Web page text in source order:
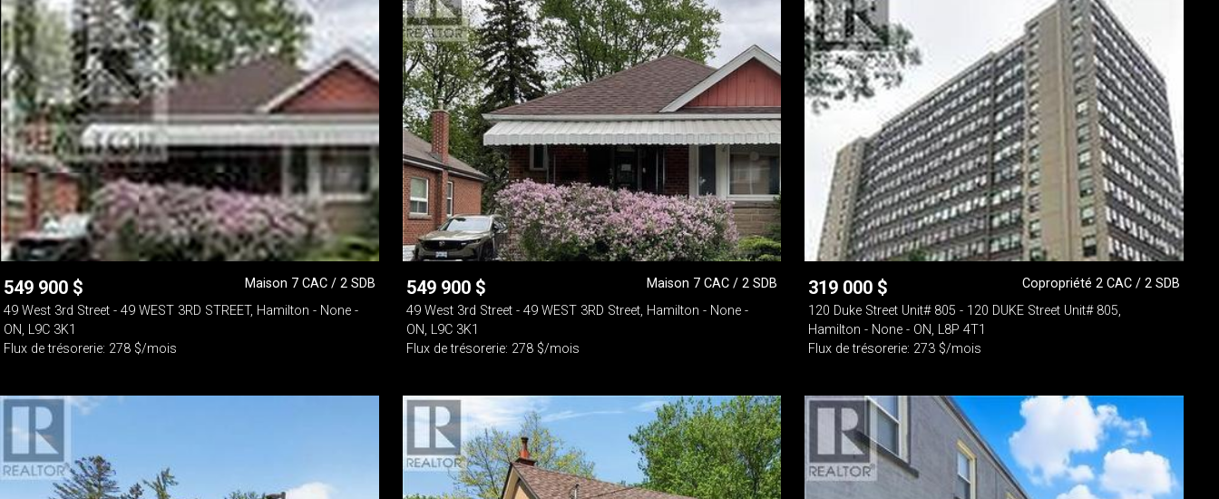
549 900 $
Maison 7 CAC / 2 SDB
49 West 3rd Street - 49 WEST 3RD STREET, Hamilton - None -
ON, L9C 3K1
Flux de trésorerie: 278 $/mois
549 900 $
Maison 7 CAC / 2 SDB
49 West 3rd Street - 49 WEST 3RD Street, Hamilton - None -
ON, L9C 3K1
Flux de trésorerie: 278 $/mois
319 000 $
Copropriété 2 CAC / 2 SDB
120 Duke Street Unit# 805 - 120 DUKE Street Unit# 805,
Hamilton - None - ON, L8P 4T1
Flux de trésorerie: 273 $/mois